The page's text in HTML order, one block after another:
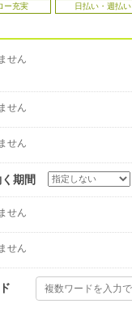
ー充実 日払い・週払い
せん
せん
せん
期間
せん
せん